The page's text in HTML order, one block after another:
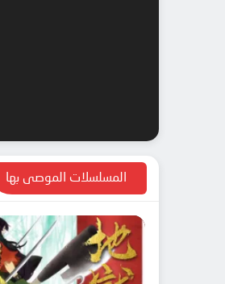
المسلسلات الموصى بها